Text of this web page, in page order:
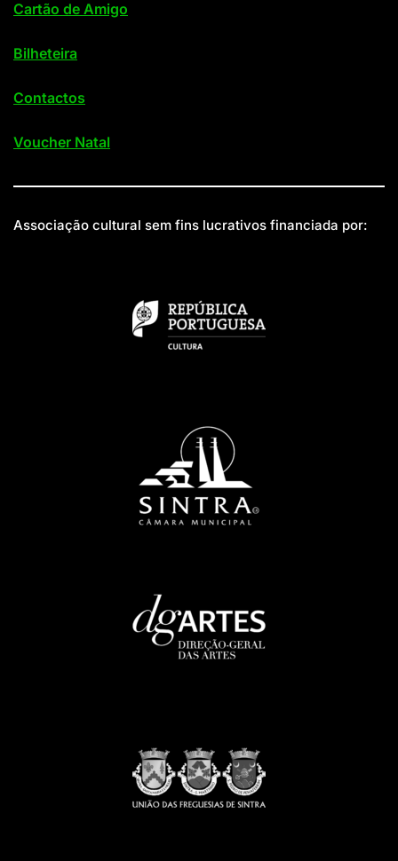
Cartão de Amigo
Bilheteira
Contactos
Voucher Natal
Associação cultural sem fins lucrativos financiada por: